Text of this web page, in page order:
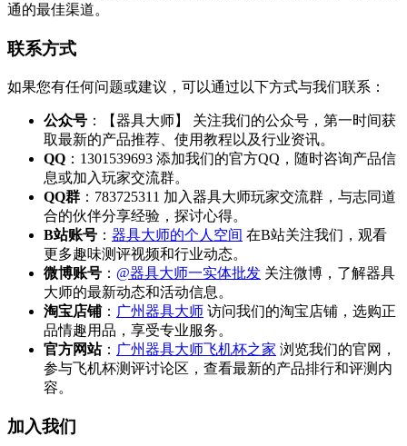
通的最佳渠道。
联系方式
如果您有任何问题或建议，可以通过以下方式与我们联系：
公众号 ：【器具大师】 关注我们的公众号，第一时间获
取最新的产品推荐、使用教程以及行业资讯。
QQ ：1301539693 添加我们的官方QQ，随时咨询产品信
息或加入玩家交流群。
QQ群 ：783725311 加入器具大师玩家交流群，与志同道
合的伙伴分享经验，探讨心得。
B站账号 ： 器具大师的个人空间 在B站关注我们，观看
更多趣味测评视频和行业动态。
微博账号 ： @器具大师一实体批发 关注微博，了解器具
大师的最新动态和活动信息。
淘宝店铺： 广州器具大师 访问我们的淘宝店铺，选购正
品情趣用品，享受专业服务。
官方网站： 广州器具大师飞机杯之家 浏览我们的官网，
参与飞机杯测评讨论区，查看最新的产品排行和评测内
容。
加入我们